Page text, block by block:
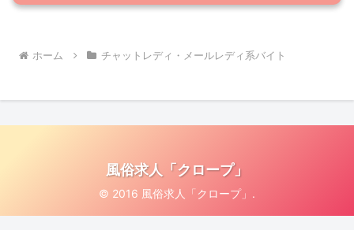
ホーム チャットレディ・メールレディ系バイト
風俗求人「クロープ」
© 2016 風俗求人「クロープ」.